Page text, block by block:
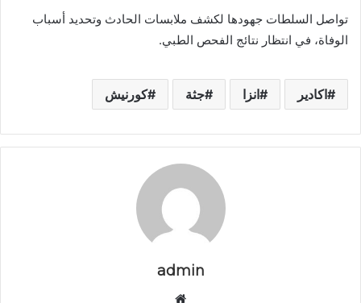
تواصل السلطات جهودها لكشف ملابسات الحادث وتحديد أسباب
الوفاة، في انتظار نتائج الفحص الطبي.
اكادير انزا جثة كورنيش
admin